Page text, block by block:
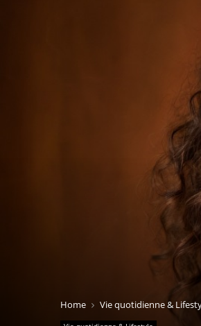
Home Vie quotidienne &